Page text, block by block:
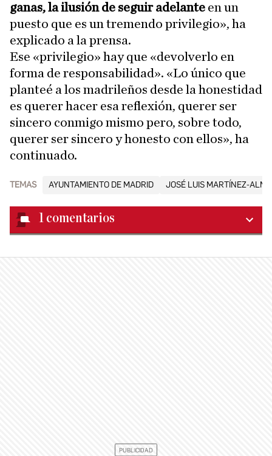
ganas, la ilusión de seguir adelante en un
puesto que es un tremendo privilegio», ha
explicado a la prensa.
Ese «privilegio» hay que «devolverlo en
forma de responsabilidad». «Lo único que
planteé a los madrileños desde la honestidad
es querer hacer esa reflexión, querer ser
sincero conmigo mismo pero, sobre todo,
querer ser sincero y honesto con ellos», ha
continuado.
TEMAS AYUNTAMIENTO DE MADRID JOSÉ LUIS MARTÍNEZ-
1 comentarios